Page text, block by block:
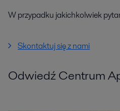
W przypadku jakichkolwiek
Skontaktuj się z nami
Odwiedź Centrum